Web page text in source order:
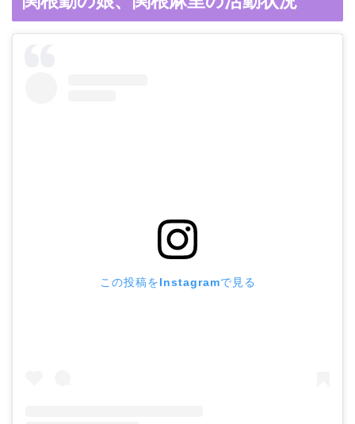
この投稿をInstagramで見る